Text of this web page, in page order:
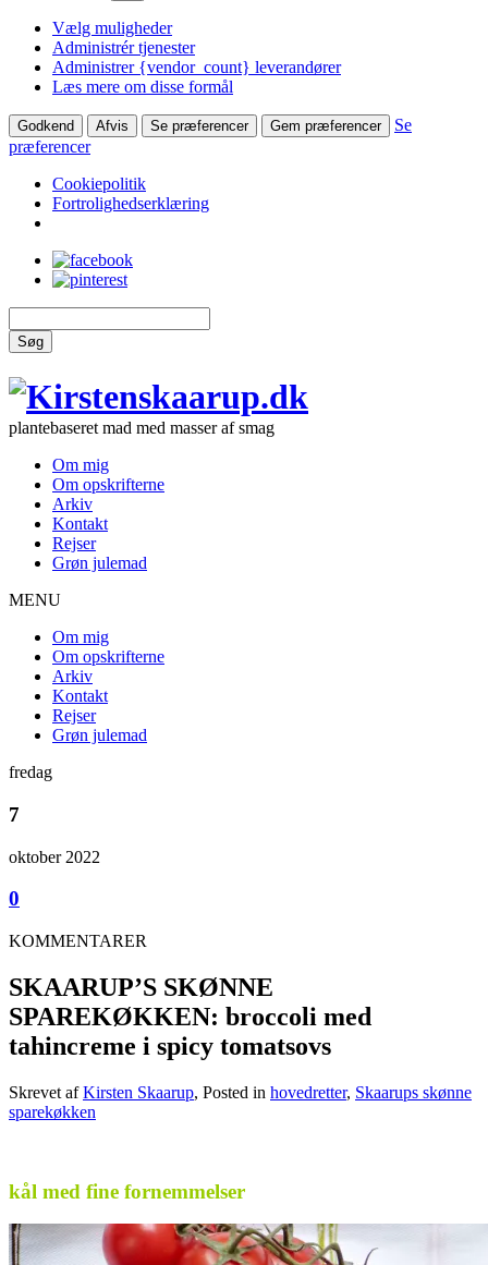
Vælg muligheder
Administrér tjenester
Administrer {vendor_count} leverandører
Læs mere om disse formål
Godkend Afvis Se præferencer Gem præferencer
Se
præferencer
Cookiepolitik
Fortrolighedserklæring
Søg
plantebaseret mad med masser af smag
Om mig
Om opskrifterne
Arkiv
Kontakt
Rejser
Grøn julemad
MENU
Om mig
Om opskrifterne
Arkiv
Kontakt
Rejser
Grøn julemad
fredag
7
oktober 2022
0
KOMMENTARER
SKAARUP’S SKØNNE
SPAREKØKKEN: broccoli med
tahincreme i spicy tomatsovs
Skrevet afKirsten Skaarup, Posted in hovedretter, Skaarups skønne
sparekøkken
kål med fine fornemmelser